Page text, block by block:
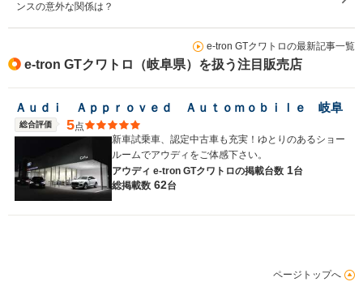
ンスの意外な関係は？
e-tron GTクワトロの最新記事一覧
e-tron GTクワトロ（岐阜県）を扱う注目販売店
Ａｕｄｉ Ａｐｐｒｏｖｅｄ Ａｕｔｏｍｏｂｉｌｅ 岐阜
総合評価 5点
新車試乗車、認定中古車も充実！ゆとりのあるショー
ルームでアウディをご体感下さい。
アウディ e-tron GTクワトロの掲載台数 1台
総掲載数 62台
ページトップへ